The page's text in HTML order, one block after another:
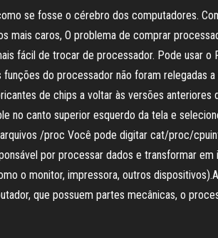
se fosse o cérebro dos computadores.
mais caros, O problema de comprar
fácil de trocar de processador. Pode usar o
do processador não foram relegadas
de chips a voltar às versões
no canto superior esquerdo da tela e
/proc Você pode digitar cat/proc/
por processar dados e transformar
o monitor, impressora, outros
que possuem partes mecânicas, o